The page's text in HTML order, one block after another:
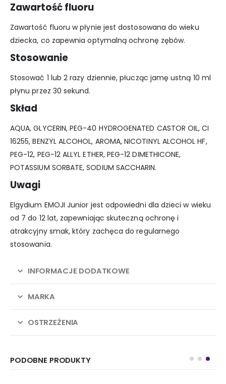
Zawartość fluoru
Zawartość fluoru w płynie jest dostosowana do wieku
dziecka, co zapewnia optymalną ochronę zębów.
Stosowanie
Stosować 1 lub 2 razy dziennie, płucząc jamę ustną 10 ml
płynu przez 30 sekund.
Skład
AQUA, GLYCERIN, PEG-40 HYDROGENATED CASTOR OIL, CI
16255, BENZYL ALCOHOL, AROMA, NICOTINYL ALCOHOL HF,
PEG-12, PEG-12 ALLYL ETHER, PEG-12 DIMETHICONE,
POTASSIUM SORBATE, SODIUM SACCHARIN.
Uwagi
Elgydium EMOJI Junior jest odpowiedni dla dzieci w wieku
od 7 do 12 lat, zapewniając skuteczną ochronę i
atrakcyjny smak, który zachęca do regularnego
stosowania.
INFORMACJE DODATKOWE
MARKA
OSTRZEŻENIA
PODOBNE PRODUKTY